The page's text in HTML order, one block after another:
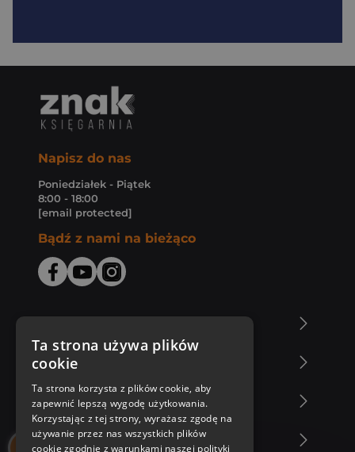
Napisz do nas
Poniedziałek - Piątek
8:00 - 18:00
[email protected]
Bądź z nami na bieżąco
Zakupy u nas
Nasza oferta
Nasi autorzy
Ta strona używa plików
cookie
Ta strona korzysta z plików cookie, aby
zapewnić lepszą wygodę użytkowania.
Korzystając z tej strony, wyrażasz zgodę na
używanie przez nas wszystkich plików
cookie zgodnie z warunkami naszej polityki